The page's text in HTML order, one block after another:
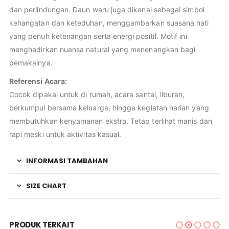
dan perlindungan. Daun waru juga dikenal sebagai simbol
kehangatan dan keteduhan, menggambarkan suasana hati
yang penuh ketenangan serta energi positif. Motif ini
menghadirkan nuansa natural yang menenangkan bagi
pemakainya.
Referensi Acara:
Cocok dipakai untuk di rumah, acara santai, liburan,
berkumpul bersama keluarga, hingga kegiatan harian yang
membutuhkan kenyamanan ekstra. Tetap terlihat manis dan
rapi meski untuk aktivitas kasual.
INFORMASI TAMBAHAN
SIZE CHART
PRODUK TERKAIT